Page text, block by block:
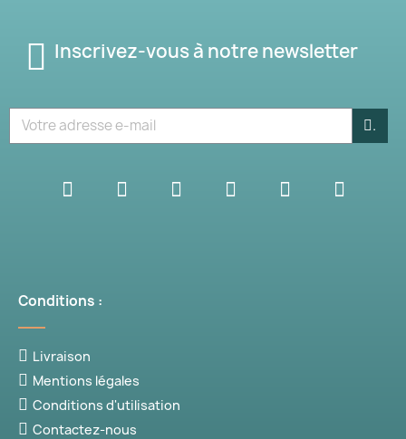
Inscrivez-vous à notre newsletter
.
Conditions :
Livraison
Mentions légales
Conditions d'utilisation
Contactez-nous